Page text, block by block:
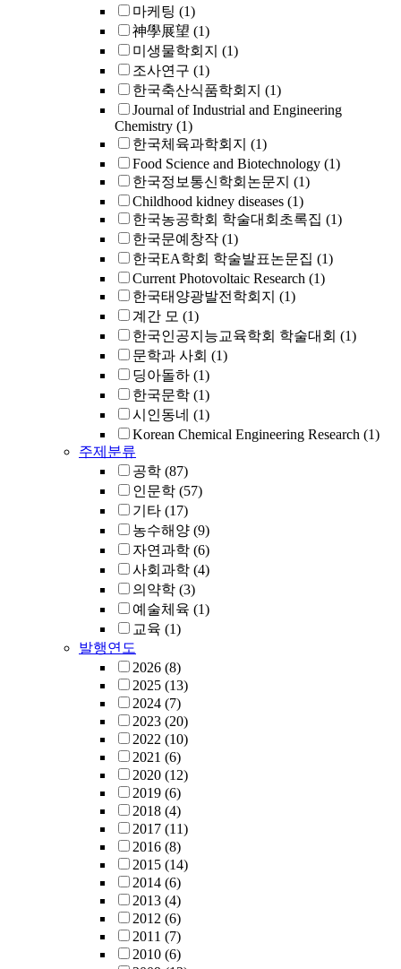
마케팅 (1)
神學展望 (1)
미생물학회지 (1)
조사연구 (1)
한국축산식품학회지 (1)
Journal of Industrial and Engineering
Chemistry (1)
한국체육과학회지 (1)
Food Science and Biotechnology (1)
한국정보통신학회논문지 (1)
Childhood kidney diseases (1)
한국농공학회 학술대회초록집 (1)
한국문예창작 (1)
한국EA학회 학술발표논문집 (1)
Current Photovoltaic Research (1)
한국태양광발전학회지 (1)
계간 모 (1)
한국인공지능교육학회 학술대회 (1)
문학과 사회 (1)
딩아돌하 (1)
한국문학 (1)
시인동네 (1)
Korean Chemical Engineering Research (1)
주제분류
공학 (87)
인문학 (57)
기타 (17)
농수해양 (9)
자연과학 (6)
사회과학 (4)
의약학 (3)
예술체육 (1)
교육 (1)
발행연도
2026 (8)
2025 (13)
2024 (7)
2023 (20)
2022 (10)
2021 (6)
2020 (12)
2019 (6)
2018 (4)
2017 (11)
2016 (8)
2015 (14)
2014 (6)
2013 (4)
2012 (6)
2011 (7)
2010 (6)